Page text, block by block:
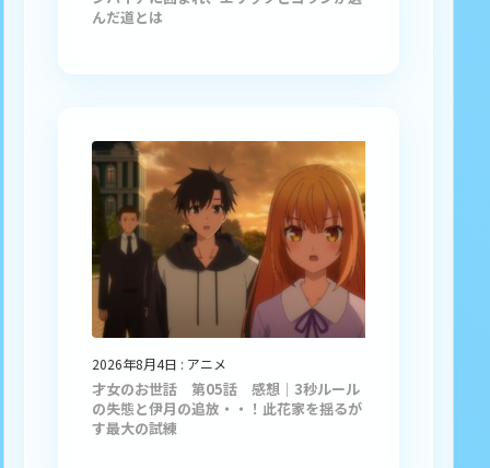
んだ道とは
2026年8月4日 : アニメ
才女のお世話 第05話 感想｜3秒ルール
の失態と伊月の追放・・！此花家を揺るが
す最大の試練